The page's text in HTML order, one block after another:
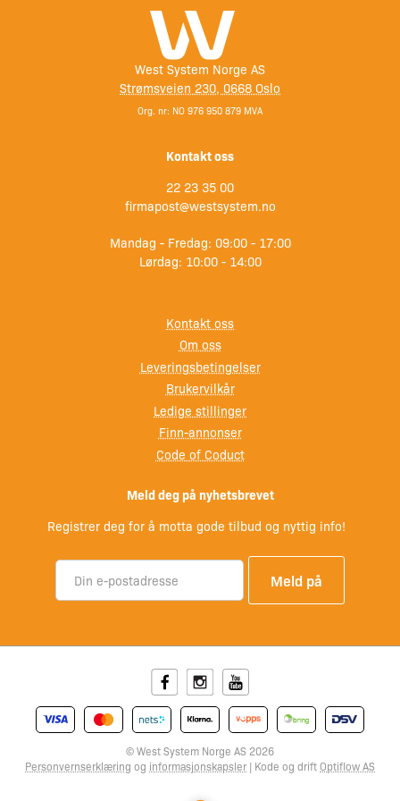
West System Norge AS
Strømsveien 230, 0668 Oslo
Org. nr: NO 976 950 879 MVA
Kontakt oss
22 23 35 00
firmapost@westsystem.no
Mandag - Fredag: 09:00 - 17:00
Lørdag: 10:00 - 14:00
Kontakt oss
Om oss
Leveringsbetingelser
Brukervilkår
Ledige stillinger
Finn-annonser
Code of Coduct
Meld deg på nyhetsbrevet
Registrer deg for å motta gode tilbud og nyttig info!
© West System Norge AS 2026
Personvernserklæring og informasjonskapsler | Kode og driftOptiflow AS
FacebookInstagramYoutube